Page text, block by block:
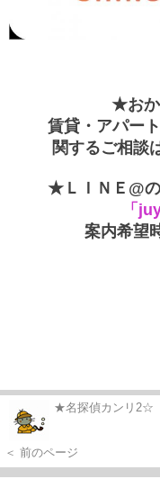
★おか
賃貸・アパー
関するご相談
★ＬＩＮＥ@
「
案内希望
★名探偵カンリ2☆
＜ 前のページ